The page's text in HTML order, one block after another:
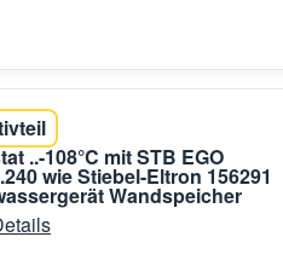
..-108°C mit STB EGO
wie Stiebel-Eltron 156291
Wandspeicher